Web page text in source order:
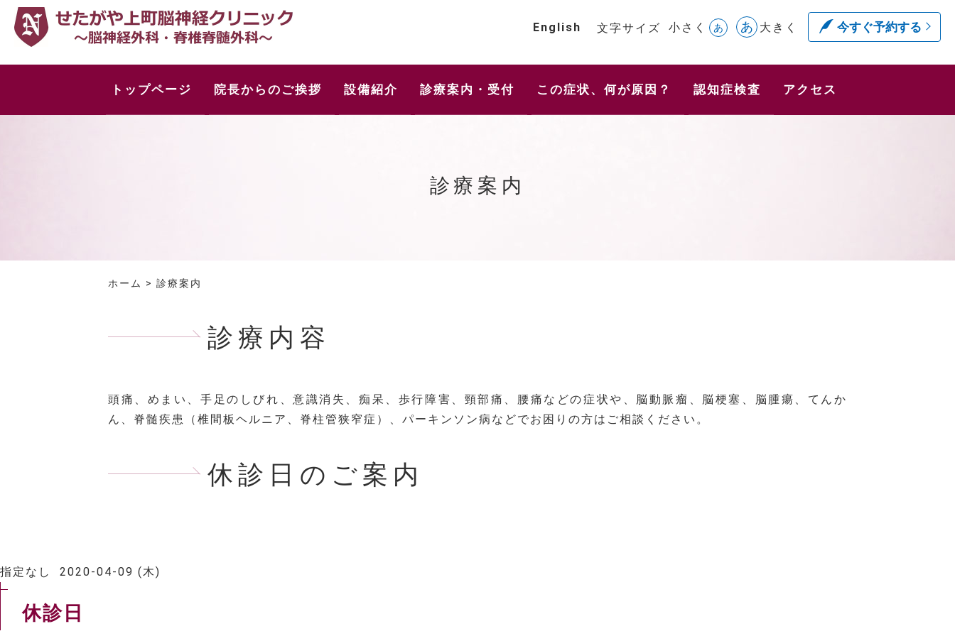
English 文字サイズ 小さく あ あ 大きく 今すぐ予約する
トップページ 院長からのご挨拶 設備紹介 診療案内・受付 この症状、何が原因？ 認知症検査 アクセス
診療案内
ホーム > 診療案内
診療内容
頭痛、めまい、手足のしびれ、意識消失、痴呆、歩行障害、頸部痛、腰痛などの症状や、脳動脈瘤、脳梗塞、脳腫瘍、てんか
ん、脊髄疾患（椎間板ヘルニア、脊柱管狭窄症）、パーキンソン病などでお困りの方はご相談ください。
休診日のご案内
指定なし 2020-04-09 (木)
休診日